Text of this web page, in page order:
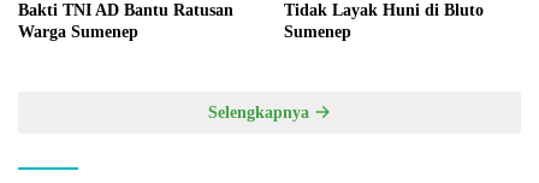
Bakti TNI AD Bantu Ratusan
Warga Sumenep
Tidak Layak Huni di Bluto
Sumenep
Selengkapnya